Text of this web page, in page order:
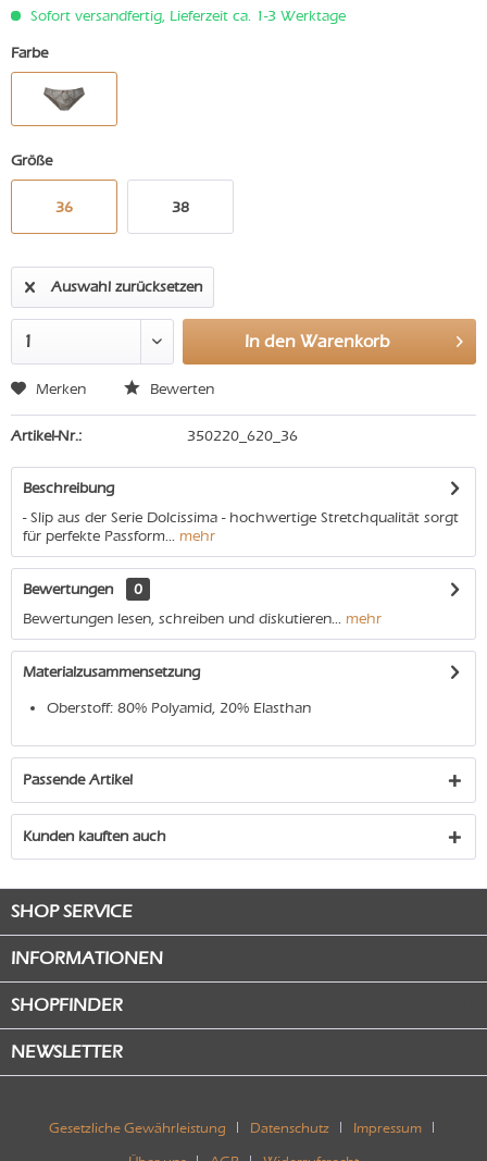
Sofort versandfertig, Lieferzeit ca. 1-3 Werktage
Farbe
Größe
36 38
Auswahl zurücksetzen
In den Warenkorb
Merken Bewerten
Artikel-Nr.: 350220_620_36
Beschreibung
- Slip aus der Serie Dolcissima - hochwertige Stretchqualität sorgt
für perfekte Passform... mehr
Bewertungen
0
Bewertungen lesen, schreiben und diskutieren... mehr
Materialzusammensetzung
Oberstoff: 80% Polyamid, 20% Elasthan
Passende Artikel
Kunden kauften auch
SHOP SERVICE
INFORMATIONEN
SHOPFINDER
NEWSLETTER
Gesetzliche Gewährleistung Datenschutz Impressum